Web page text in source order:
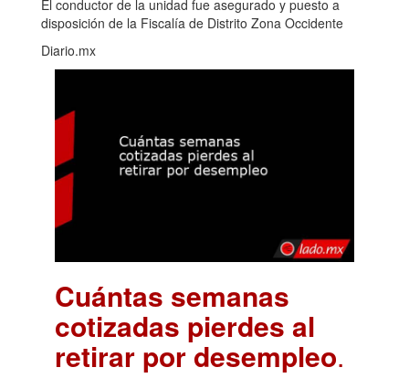
El conductor de la unidad fue asegurado y puesto a
disposición de la Fiscalía de Distrito Zona Occidente
Diario.mx
Cuántas semanas
cotizadas pierdes al
retirar por desempleo.